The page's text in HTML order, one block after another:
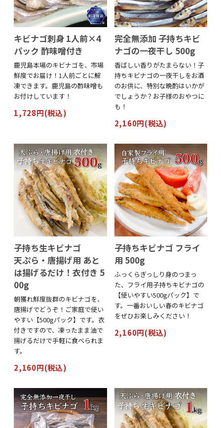
キビナゴ刺身 1人前×4
パック 酢味噌付き
鹿児島本場のキビナゴを、市場
鮮度でお届け！1人前ごとに解
凍できます。鹿児島の酢味噌も
お付けしています！
1,728円(税込)
完全無添加 子持ちキビ
ナゴの一夜干し 500g
香ばしい香りがたまらない！子
持ちキビナゴの一夜干しをお酒
のお供に、特別な晩酌はいかが
でしょうか？お子様のおやつに
も！
2,160円(税込)
子持ち生キビナゴ
天ぷら・唐揚げ用 あと
は揚げるだけ！衣付き 5
00g
朝獲れ鮮度抜群のキビナゴを、
唐揚げでどうぞ！ご家庭で使い
やすい【500gパック】です。衣
付きですので、凍ったまま油で
揚げるだけで手軽に食べられま
す。
2,160円(税込)
子持ちキビナゴ フライ
用 500g
ふっくらぎっしり身のつまっ
た、フライ用子持ちキビナゴの
【使いやすい500gパック】で
す。一番おいしい春のキビナゴ
をぜひお楽しみください！
2,160円(税込)